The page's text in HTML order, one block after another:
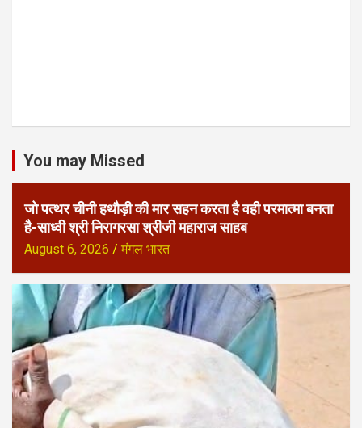
You may Missed
जो पत्थर चीनी हथौड़ी की मार सहन करता है वही परमात्मा बनता
है-साध्वी श्री निरागरसा श्रीजी महाराज साहब
August 6, 2026 मंगल भारत